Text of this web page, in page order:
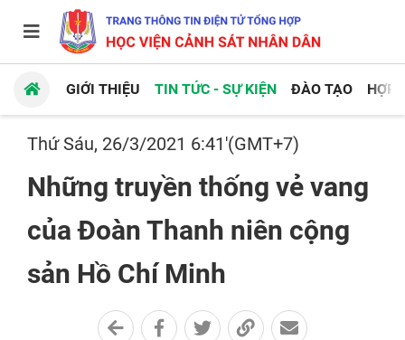
GIỚI THIỆU TIN TỨC - SỰ KIỆN ĐÀO TẠO HỢP
Thứ Sáu, 26/3/2021 6:41'(GMT+7)
Những truyền thống vẻ vang
của Đoàn Thanh niên cộng
sản Hồ Chí Minh